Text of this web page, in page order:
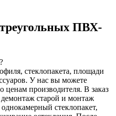
ПВХ-
стеклопакета, площади
У нас вы можете
ценам производителя. В заказ
старой и монтаж
стеклопакет,